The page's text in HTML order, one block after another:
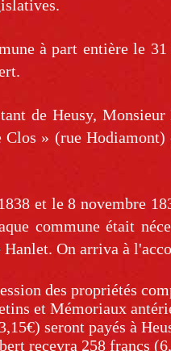
à part entière le
de Heusy,
» (rue Hodiamont)
et le 8 novembre
commune était
On arriva à
des propriétés
et Mémoriaux
seront payés à
recevra 258 francs